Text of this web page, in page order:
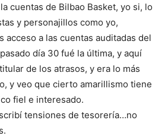
cuentas de Bilbao Basket, yo si, lo
y personajillos como yo,
acceso a las cuentas auditadas del
día 30 fué la última, y aquí
de los atrasos, y era lo más
y veo que cierto amarillismo tiene
fiel e interesado.
tensiones de tesorería…no